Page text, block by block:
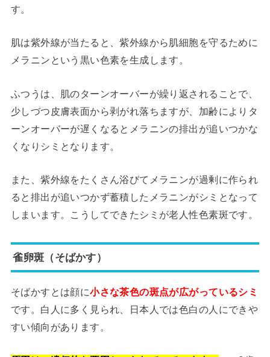
す。
肌は紫外線が当たると、紫外線から肌細胞を守るために
メラニンという黒い色素を生成します。
ふつうは、肌のターンオーバーが繰り返されることで、
少しづつ皮膚表面から剥がれ落ちますが、加齢によりタ
ーンオーバーが遅くなるとメラニンの排出が追いつかな
くなりシミとなります。
また、紫外線をたくさん浴びてメラニンが過剰に作られ
ると排出が追いつかず蓄積したメラニンがシミとなって
しまいます。こうしてできたシミが老人性色素斑です。
雀卵斑（そばかす）
そばかすとは顔に小さな茶色の斑点が広がっているシミ
です。白人に多く見られ、日本人では色白の人にできや
すい傾向があります。